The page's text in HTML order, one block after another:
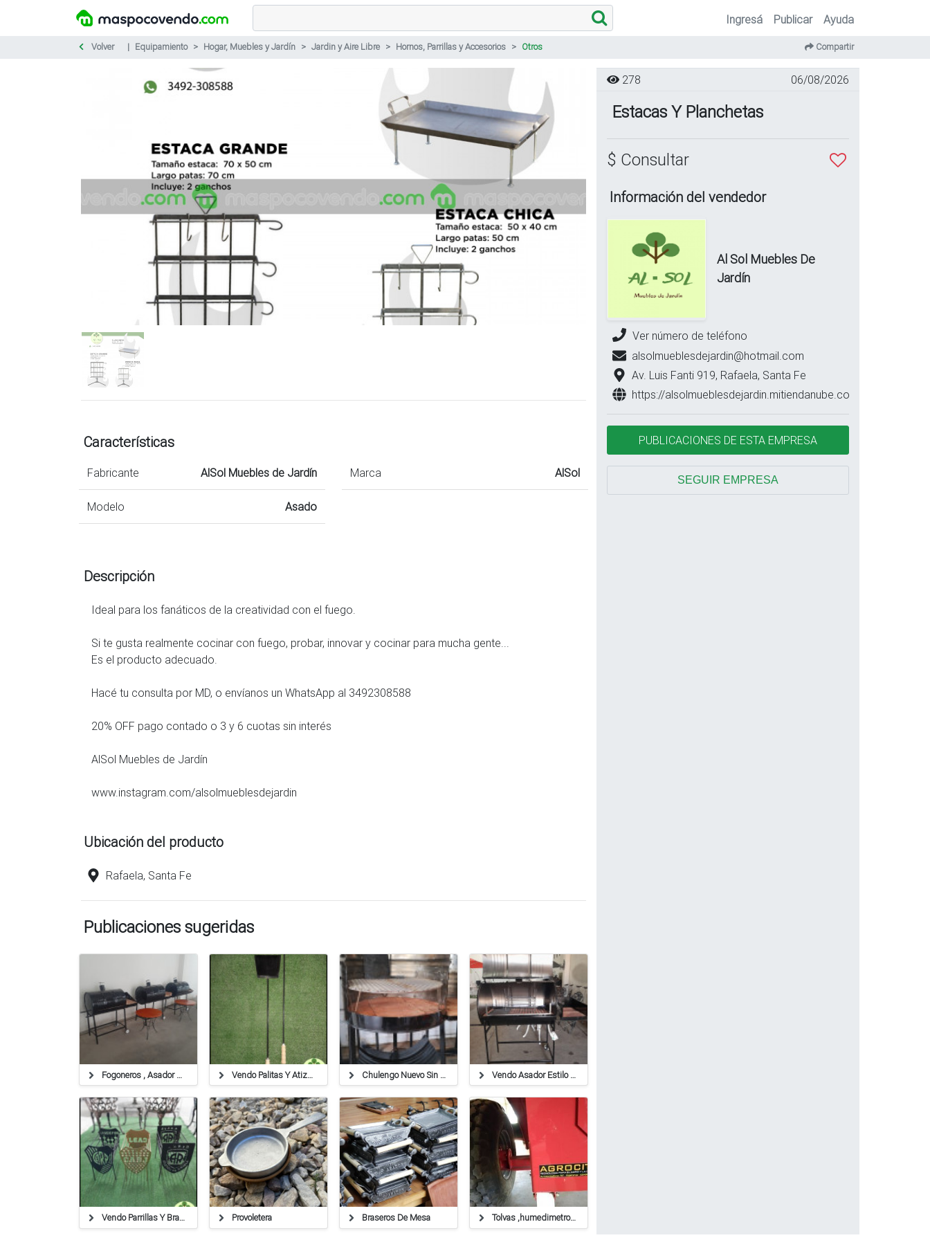
Ingresá Publicar Ayuda
Volver Equipamiento Hogar, Muebles y Jardín Jardin y Aire Libre Hornos, Parrillas y Accesorios Otros Compartir
Características
Fabricante AlSol Muebles de Jardín
Modelo Asado
Marca AlSol
Descripción
Ideal para los fanáticos de la creatividad con el fuego.
Si te gusta realmente cocinar con fuego, probar, innovar y cocinar para mucha gente...
Es el producto adecuado.
Hacé tu consulta por MD, o envíanos un WhatsApp al 3492308588
20% OFF pago contado o 3 y 6 cuotas sin interés
AlSol Muebles de Jardín
www.instagram.com/alsolmueblesdejardin
Ubicación del producto
Rafaela, Santa Fe
Publicaciones sugeridas
Fogoneros , Asador Chulengo Y Accesorios Parrilla Vendo Palitas Y Atizador Chulengo Nuevo Sin Uso Vendo Asador Estilo Chulengo
Vendo Parrillas Y Braseros Con Escudos Provoletera Braseros De Mesa Tolvas ,humedimetros ,balanzas ,cables
278 06/08/2026
Estacas Y Planchetas
$ Consultar
Información del vendedor
Al Sol Muebles De
Jardín
Ver número de teléfono
alsolmueblesdejardin@hotmail.com
Av. Luis Fanti 919, Rafaela, Santa Fe
https://alsolmueblesdejardin.mitiendanube.com/
PUBLICACIONES DE ESTA EMPRESA
SEGUIR EMPRESA